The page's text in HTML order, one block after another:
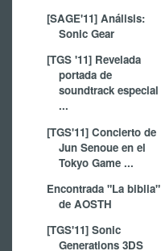
[SAGE'11] Análisis:
Sonic Gear
[TGS '11] Revelada
portada de
soundtrack especial
...
[TGS'11] Concierto de
Jun Senoue en el
Tokyo Game ...
Encontrada "La biblia"
de AOSTH
[TGS'11] Sonic
Generations 3DS